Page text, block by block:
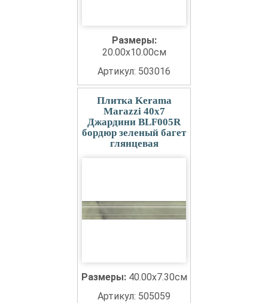
Размеры:
20.00x10.00см
Артикул: 503016
Плитка Kerama
Marazzi 40x7
Джардини BLF005R
бордюр зеленый багет
глянцевая
Размеры: 40.00x7.30см
Артикул: 505059